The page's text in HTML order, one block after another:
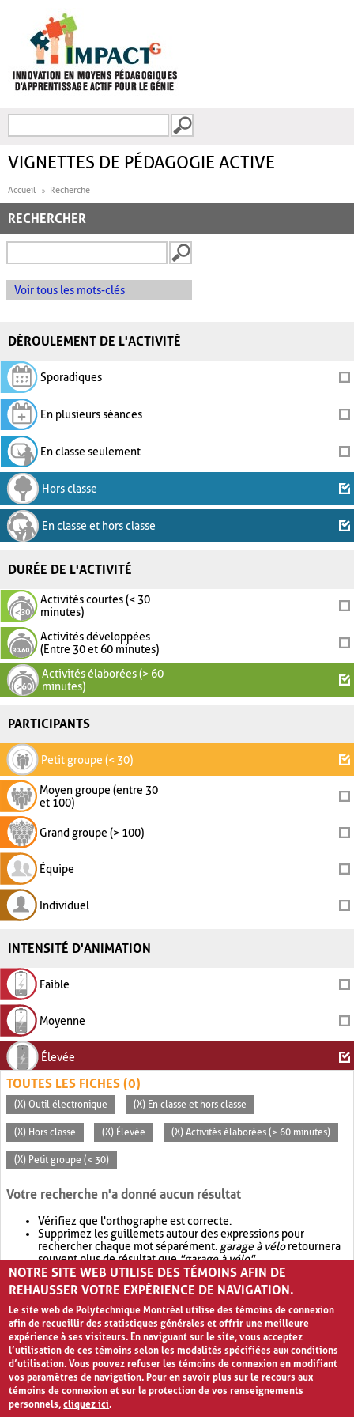
FORMULAIRE DE
VIGNETTES DE PÉDAGOGIE ACTIVE
Accueil Recherche
RECHERCHER
Voir tous les mots-clés
DÉROULEMENT DE L'ACTIVITÉ
Sporadiques
En plusieurs séances
En classe seulement
Hors classe
En classe et hors classe
DURÉE DE L'ACTIVITÉ
Activités courtes (< 30
minutes)
Activités développées
(Entre 30 et 60 minutes)
Activités élaborées (> 60
minutes)
PARTICIPANTS
Petit groupe (< 30)
Moyen groupe (entre 30
et 100)
Grand groupe (> 100)
Équipe
Individuel
INTENSITÉ D'ANIMATION
Faible
Moyenne
Élevée
TOUTES LES FICHES (0)
(X) Outil électronique (X) En classe et hors classe
(X) Hors classe (X) Élevée (X) Activités élaborées (> 60 minutes)
(X) Petit groupe (< 30)
Votre recherche n'a donné aucun résultat
Vérifiez que l'orthographe est correcte.
Supprimez les guillemets autour des expressions pour
rechercher chaque mot séparément. garage à véloretournera
souvent plus de résultat que"garage à vélo".
Envisagez d'élargir votre recherche avec OR.garage OR vélo
retournera souvent plus de résultat quegarage à vélo
NOTRE SITE WEB UTILISE DES TÉMOINS AFIN DE
REHAUSSER VOTRE EXPÉRIENCE DE NAVIGATION.
Le site web de Polytechnique Montréal utilise des témoins de connexion
afin de recueillir des statistiques générales et offrir une meilleure
expérience à ses visiteurs. En naviguant sur le site, vous acceptez
l’utilisation de ces témoins selon les modalités spécifiées aux conditions
d’utilisation. Vous pouvez refuser les témoins de connexion en modifiant
vos paramètres de navigation. Pour en savoir plus sur le recours aux
témoins de connexion et sur la protection de vos renseignements
personnels,cliquez ici.